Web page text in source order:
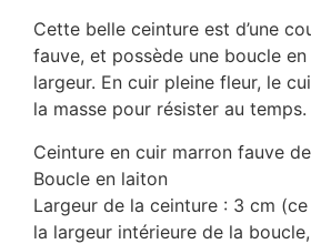
Cette belle ceinture est d’une
fauve, et possède une boucle
largeur. En cuir pleine fleur, le
la masse pour résister au temps.
Ceinture en cuir marron fauve
Boucle en laiton
Largeur de la ceinture : 3 cm
la largeur intérieure de la